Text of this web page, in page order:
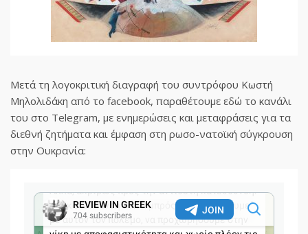
Μετά τη λογοκριτική διαγραφή του συντρόφου Κωστή
Μηλολιδάκη από το facebook, παραθέτουμε εδώ το κανάλι
του στο Telegram, με ενημερώσεις και μεταφράσεις για τα
διεθνή ζητήματα και έμφαση στη ρωσο-νατοϊκή σύγκρουση
στην Ουκρανία: